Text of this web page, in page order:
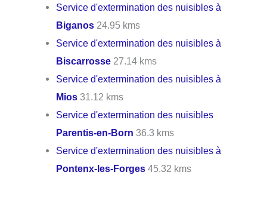
Service d'extermination des nuisibles à
Biganos 24.95 kms
Service d'extermination des nuisibles à
Biscarrosse 27.14 kms
Service d'extermination des nuisibles à
Mios 31.12 kms
Service d'extermination des nuisibles
Parentis-en-Born 36.3 kms
Service d'extermination des nuisibles à
Pontenx-les-Forges 45.32 kms